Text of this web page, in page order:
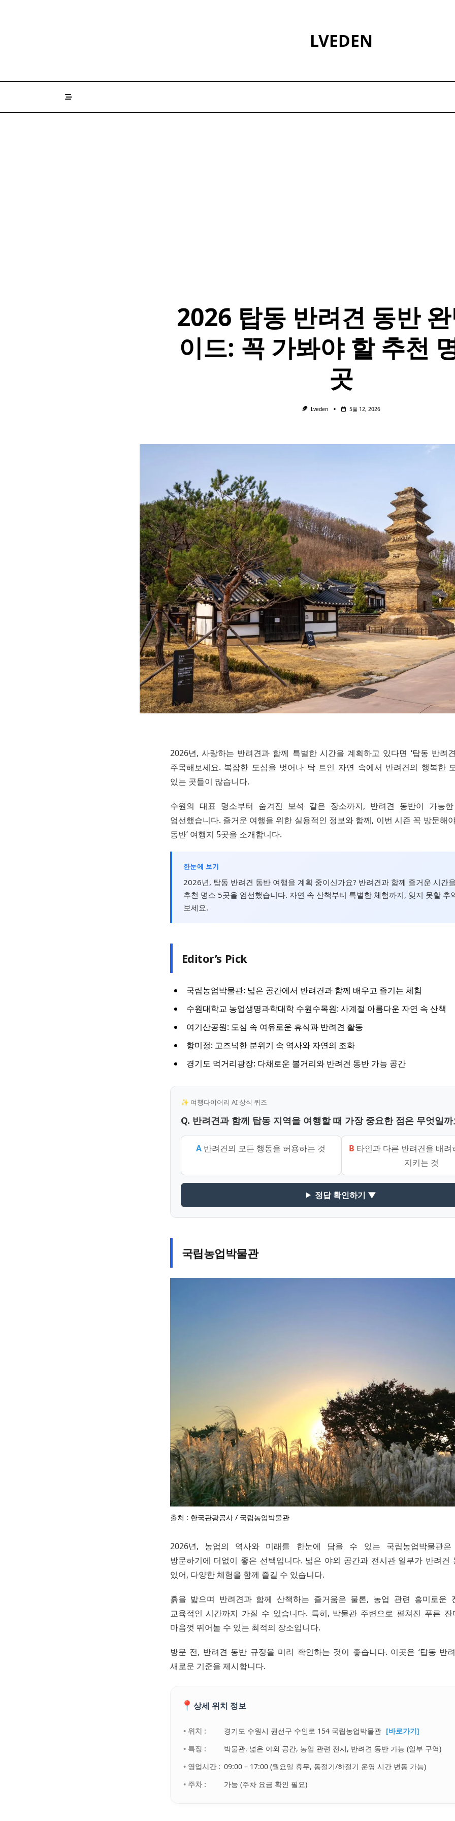
LVEDEN
2026 탑동 반려견 동반
이드: 꼭 가봐야 할 추천
곳
Lveden 5월 12, 2026
2026년, 사랑하는 반려견과 함께 특별한 시간을 계획하고 있다면 ‘탑동 반려
주목해보세요. 복잡한 도심을 벗어나 탁 트인 자연 속에서 반려견의 행복한
있는 곳들이 많습니다.
수원의 대표 명소부터 숨겨진 보석 같은 장소까지, 반려견 동반이 가능
엄선했습니다. 즐거운 여행을 위한 실용적인 정보와 함께, 이번 시즌 꼭 방문해
동반’ 여행지 5곳을 소개합니다.
한눈에 보기
2026년, 탑동 반려견 동반 여행을 계획 중이신가요? 반려견과 함께 즐거운 시간
추천 명소 5곳을 엄선했습니다. 자연 속 산책부터 특별한 체험까지, 잊지 못할 추
보세요.
Editor’s Pick
국립농업박물관: 넓은 공간에서 반려견과 함께 배우고 즐기는 체험
수원대학교 농업생명과학대학 수원수목원: 사계절 아름다운 자연 속 산책
여기산공원: 도심 속 여유로운 휴식과 반려견 활동
항미정: 고즈넉한 분위기 속 역사와 자연의 조화
경기도 먹거리광장: 다채로운 볼거리와 반려견 동반 가능 공간
✨ 여행다이어리 AI 상식 퀴즈
Q. 반려견과 함께 탑동 지역을 여행할 때 가장 중요한 점은 무엇일까
A 반려견의 모든 행동을 허용하는 것 B 타인과 다른 반려견을 배려
지키는 것
정답 확인하기 ▼
국립농업박물관
출처 : 한국관광공사 / 국립농업박물관
2026년, 농업의 역사와 미래를 한눈에 담을 수 있는 국립농업박물관
방문하기에 더없이 좋은 선택입니다. 넓은 야외 공간과 전시관 일부가 반려견
있어, 다양한 체험을 함께 즐길 수 있습니다.
흙을 밟으며 반려견과 함께 산책하는 즐거움은 물론, 농업 관련 흥미로운
교육적인 시간까지 가질 수 있습니다. 특히, 박물관 주변으로 펼쳐진 푸른 잔
마음껏 뛰어놀 수 있는 최적의 장소입니다.
방문 전, 반려견 동반 규정을 미리 확인하는 것이 좋습니다. 이곳은 ‘탑동 반
새로운 기준을 제시합니다.
📍 상세 위치 정보
• 위치 : 경기도 수원시 권선구 수인로 154 국립농업박물관 [바로가기]
• 특징 :
박물관. 넓은 야외 공간, 농업 관련 전시, 반려견 동반 가능 (일부 구역)
• 영업시간 : 09:00 – 17:00 (월요일 휴무, 동절기/하절기 운영 시간 변동 가능)
• 주차 :
가능 (주차 요금 확인 필요)